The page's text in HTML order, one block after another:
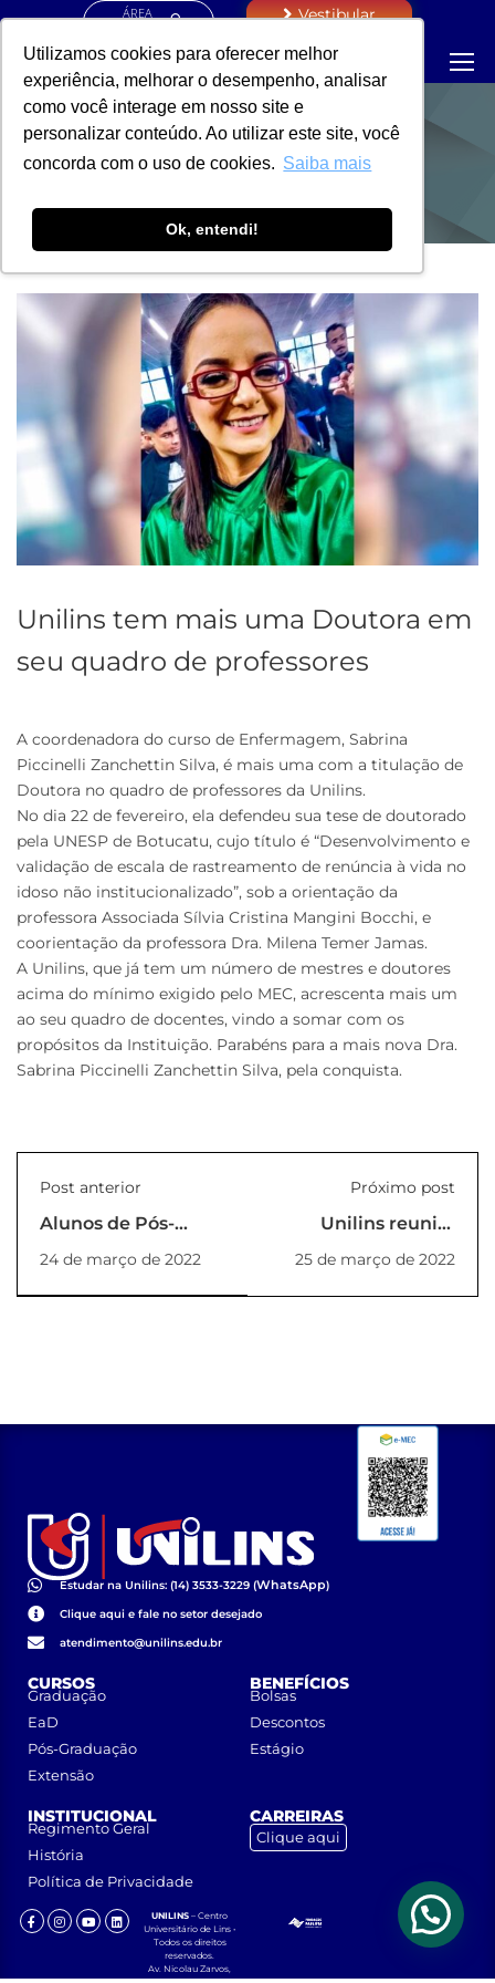
Utilizamos cookies para oferecer melhor
experiência, melhorar o desempenho, analisar
como você interage em nosso site e
personalizar conteúdo. Ao utilizar este site, você
concorda com o uso de cookies. Saiba mais
Ok, entendi!
ÁREA
Vestibular
NOTÍCIAS
Unilins tem mais uma Doutora em
seu quadro de professores
A coordenadora do curso de Enfermagem, Sabrina
Piccinelli Zanchettin Silva, é mais uma com a titulação de
Doutora no quadro de professores da Unilins.
No dia 22 de fevereiro, ela defendeu sua tese de doutorado
pela UNESP de Botucatu, cujo título é “Desenvolvimento e
validação de escala de rastreamento de renúncia à vida no
idoso não institucionalizado”, sob a orientação da
professora Associada Sílvia Cristina Mangini Bocchi, e
coorientação da professora Dra. Milena Temer Jamas.
A Unilins, que já tem um número de mestres e doutores
acima do mínimo exigido pelo MEC, acrescenta mais um
ao seu quadro de docentes, vindo a somar com os
propósitos da Instituição. Parabéns para a mais nova Dra.
Sabrina Piccinelli Zanchettin Silva, pela conquista.
Post anterior
Alunos de Pós-
Graduação
participam do
Projeto Pós na
24 de março de 2022
Próximo post
Unilins reunirá
especialistas para
debater Direitos
Humanos
25 de março de 2022
Estudar na Unilins: (14) 3533-3229 (WhatsApp)
Clique aqui e fale no setor desejado
atendimento@unilins.edu.br
CURSOS
Graduação
EaD
Pós-Graduação
Extensão
BENEFÍCIOS
Bolsas
Descontos
Estágio
INSTITUCIONAL
Regimento Geral
História
Política de Privacidade
CARREIRAS
Clique aqui
UNILINS – Centro
Universitário de Lins •
Todos os direitos
reservados.
Av. Nicolau Zarvos,